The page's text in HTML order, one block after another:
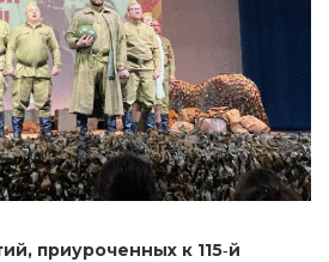
приуроченных к 115‑й